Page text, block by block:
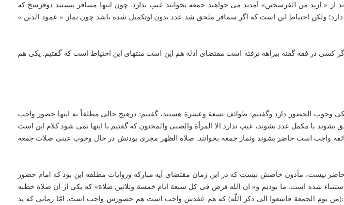
ازید من الفرسخین» آمدند می خواهند جمعه بخوانند عیب ندارد. چون اینها مسافر نیستند دوفرسخ که
ولکن احتیاط این است که اگر سمافر ملحق شد عدد بدون اوتکمیل شده باشد چون نماز « عمود الدین »
کسی در فقه گفته بیراهه نرفته است مقتضای ادله هم این است منتهای این احتیاط است که گفتیم. یکی هم
وجوب الحضور دارد وگفتیم: طوائف تسعة وعشرة هستند، گفتیم: درهیچ حالی مطلقاً به اینها حضور واجب
یا مکمل عدد بشوند، عیب ندارد الا المرأة والصبی والمجنون که گفتیم با اینها نمی شود کلام این است
واجب است حاضر بشوند ونماز جمعه بخوانند. صلاة الظهر مجزی بودنش در حال وجوب عینی صلات جمعه
است؛ مثل زمانی که امام7بسط ید ندارد؛ یا خودش حاضر نیست، مأذون خاصش نیست که در این زمان مقتضای آیه مبارکه وروایات مطلقه این بود که امام حضور
شده است. ما بودیم و« ان الله فرض فی کل سبعة ایام خمسة وثلاثین صلاة» که یکی از آن صلاة خطبه
یوم الجمعة فاسعوا الی ذکر اللّه) که هم عقدش واجب است هم حضورش واجب است. امّا زمانی که ید